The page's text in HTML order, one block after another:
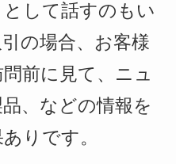
して話すのもい
の場合、お客様
前に見て、ニュ
、などの情報を
りです。